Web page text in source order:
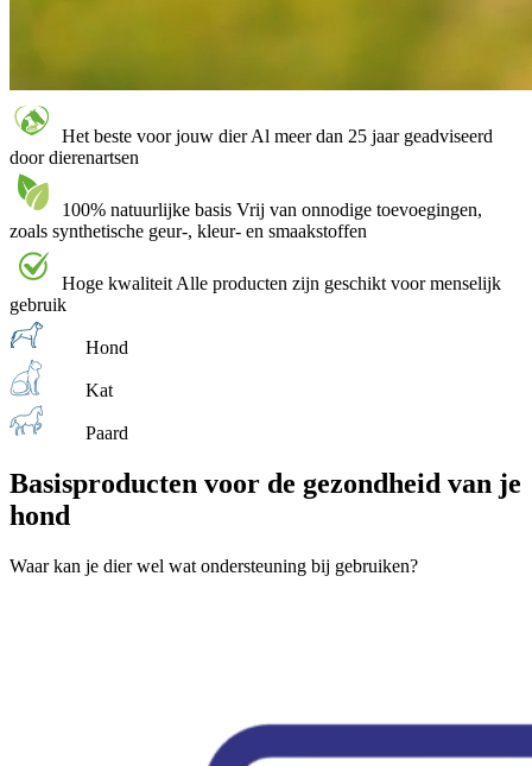
Het beste voor jouw dier Al meer dan 25 jaar geadviseerd
door dierenartsen
100% natuurlijke basis Vrij van onnodige toevoegingen,
zoals synthetische geur-, kleur- en smaakstoffen
Hoge kwaliteit Alle producten zijn geschikt voor menselijk
gebruik
Hond
Kat
Paard
Basisproducten voor de gezondheid van je
hond
Waar kan je dier wel wat ondersteuning bij gebruiken?